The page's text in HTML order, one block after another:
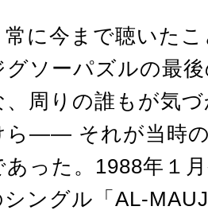
に今まで聴いた
ソーパズルの最
、周りの誰もが気
ら―― それが当時
った。1988年１
ングル「AL-